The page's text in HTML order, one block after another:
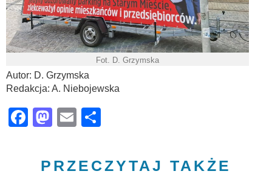
Fot. D. Grzymska
Autor: D. Grzymska
Redakcja: A. Niebojewska
Facebook
Mastodon
Email
PRZECZYTAJ TAKŻE